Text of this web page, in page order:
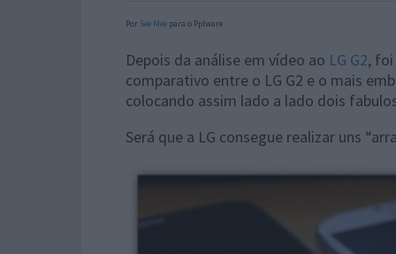
Por See Mee para o Pplware
Depois da análise em vídeo ao LG G2,
comparativo entre o LG G2 e o mais
colocando assim lado a lado dois
Será que a LG consegue realizar uns